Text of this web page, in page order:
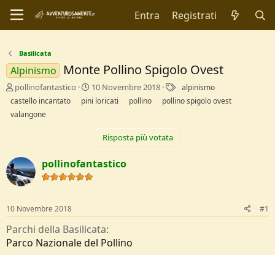
Entra Registrati
Basilicata
Alpinismo Monte Pollino Spigolo Ovest
C
r
a
e
D
i
c
u
s
s
pollinofantastico
D
a
n
i
10 Novembre 2018
a
alpinismo
castello incantato
pini loricati pollino
pollino spigolo ovest
valangone
Risposta più votata
pollinofantastico
10 Novembre 2018 #1
Parchi della Basilicata
Parco Nazionale del Pollino